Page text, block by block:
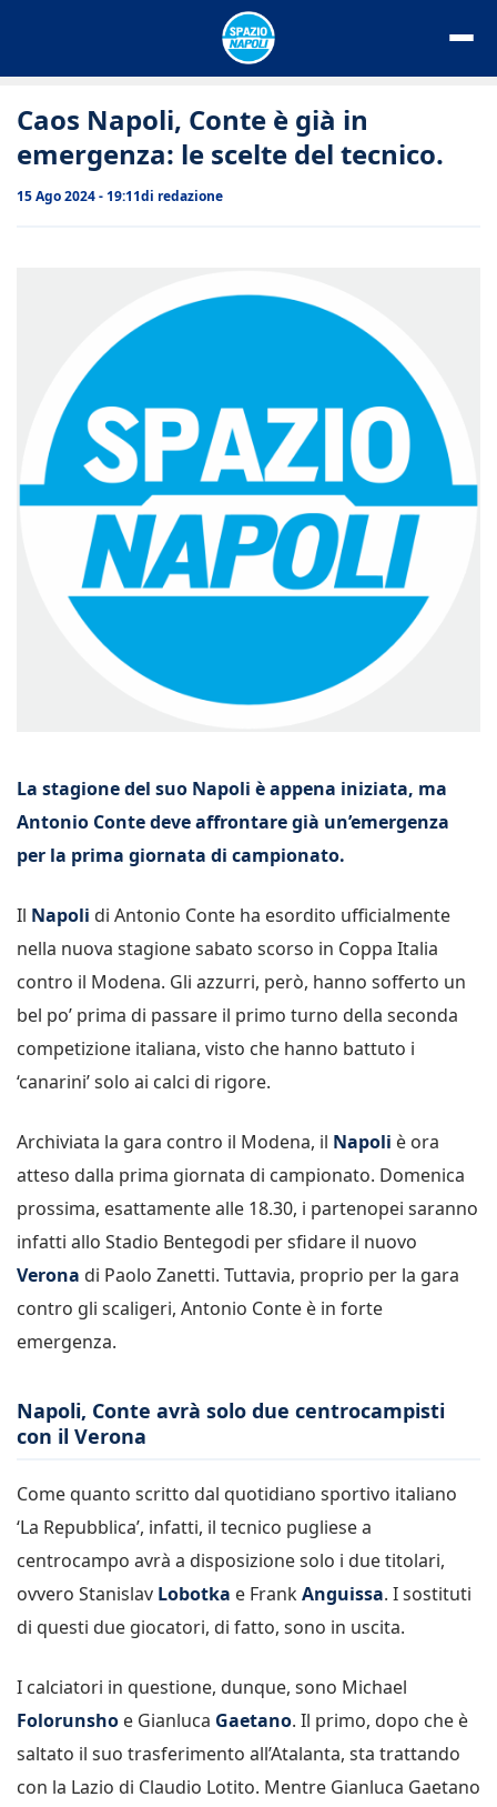
Caos Napoli, Conte è già in
emergenza: le scelte del tecnico.
15 Ago 2024 - 19:11di redazione
La stagione del suo Napoli è appena iniziata, ma
Antonio Conte deve affrontare già un’emergenza
per la prima giornata di campionato.
Il Napoli di Antonio Conte ha esordito ufficialmente
nella nuova stagione sabato scorso in Coppa Italia
contro il Modena. Gli azzurri, però, hanno sofferto un
bel po’ prima di passare il primo turno della seconda
competizione italiana, visto che hanno battuto i
‘canarini’ solo ai calci di rigore.
Archiviata la gara contro il Modena, il Napoli è ora
atteso dalla prima giornata di campionato. Domenica
prossima, esattamente alle 18.30, i partenopei saranno
infatti allo Stadio Bentegodi per sfidare il nuovo
Verona di Paolo Zanetti. Tuttavia, proprio per la gara
contro gli scaligeri, Antonio Conte è in forte
emergenza.
Napoli, Conte avrà solo due centrocampisti
con il Verona
Come quanto scritto dal quotidiano sportivo italiano
‘La Repubblica’, infatti, il tecnico pugliese a
centrocampo avrà a disposizione solo i due titolari,
ovvero Stanislav Lobotka e FrankAnguissa. I sostituti
di questi due giocatori, di fatto, sono in uscita.
I calciatori in questione, dunque, sono Michael
Folorunsho e Gianluca Gaetano. Il primo, dopo che è
saltato il suo trasferimento all’Atalanta, sta trattando
con la Lazio di Claudio Lotito. Mentre Gianluca Gaetano